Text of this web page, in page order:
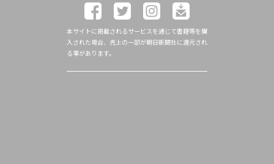
本サイトに掲載されるサービスを通じて書籍等を購
入された場合、売上の一部が朝日新聞社に還元され
る事があります。